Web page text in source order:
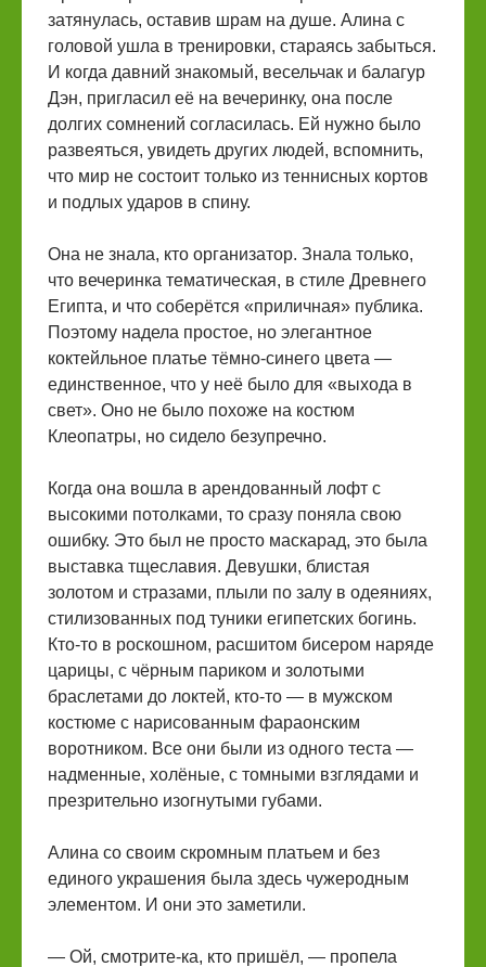
затянулась, оставив шрам на душе. Алина с
головой ушла в тренировки, стараясь забыться.
И когда давний знакомый, весельчак и балагур
Дэн, пригласил её на вечеринку, она после
долгих сомнений согласилась. Ей нужно было
развеяться, увидеть других людей, вспомнить,
что мир не состоит только из теннисных кортов
и подлых ударов в спину.
Она не знала, кто организатор. Знала только,
что вечеринка тематическая, в стиле Древнего
Египта, и что соберётся «приличная» публика.
Поэтому надела простое, но элегантное
коктейльное платье тёмно-синего цвета —
единственное, что у неё было для «выхода в
свет». Оно не было похоже на костюм
Клеопатры, но сидело безупречно.
Когда она вошла в арендованный лофт с
высокими потолками, то сразу поняла свою
ошибку. Это был не просто маскарад, это была
выставка тщеславия. Девушки, блистая
золотом и стразами, плыли по залу в одеяниях,
стилизованных под туники египетских богинь.
Кто-то в роскошном, расшитом бисером наряде
царицы, с чёрным париком и золотыми
браслетами до локтей, кто-то — в мужском
костюме с нарисованным фараонским
воротником. Все они были из одного теста —
надменные, холёные, с томными взглядами и
презрительно изогнутыми губами.
Алина со своим скромным платьем и без
единого украшения была здесь чужеродным
элементом. И они это заметили.
— Ой, смотрите-ка, кто пришёл, — пропела